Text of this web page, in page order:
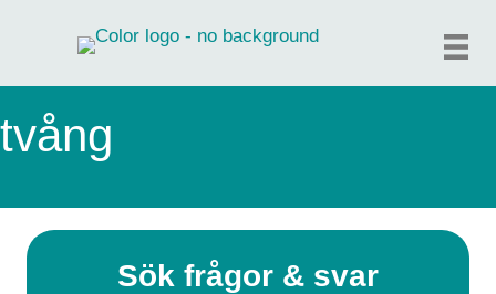
tvång
Sök frågor & svar